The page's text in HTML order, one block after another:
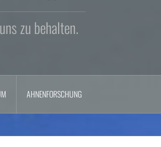
zu behalten.
AHNENFORSCHUNG